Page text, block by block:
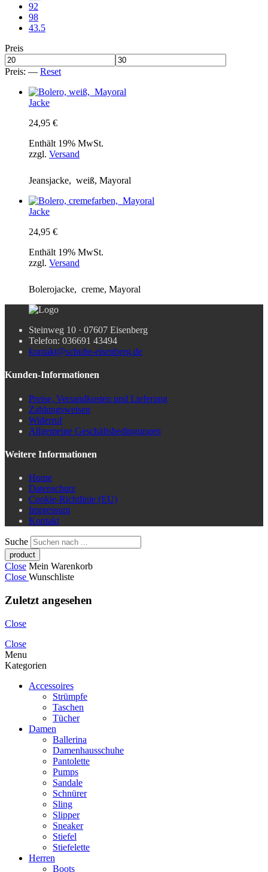
92
98
43.5
Preis
Preis: — Reset
Jacke
24,95 €
Enthält 19% MwSt.
zzgl. Versand
Jeansjacke, weiß, Mayoral
Jacke
24,95 €
Enthält 19% MwSt.
zzgl. Versand
Bolerojacke, creme, Mayoral
Steinweg 10 · 07607 Eisenberg
Telefon: 036691 43494
kontakt@schuhe-eisenberg.de
Kunden-Informationen
Preise, Versandkosten und Lieferung
Zahlungsweisen
Widerruf
Allgemeine Geschäftsbedingungen
Weitere Informationen
Home
Datenschutz
Cookie-Richtlinie (EU)
Impressum
Kontakt
Suche
Close Mein Warenkorb
Close Wunschliste
Zuletzt angesehen
Close
Close
Menu
Kategorien
Accessoires
Strümpfe
Taschen
Tücher
Damen
Ballerina
Damenhausschuhe
Pantolette
Pumps
Sandale
Schnürer
Sling
Slipper
Sneaker
Stiefel
Stiefelette
Herren
Boots